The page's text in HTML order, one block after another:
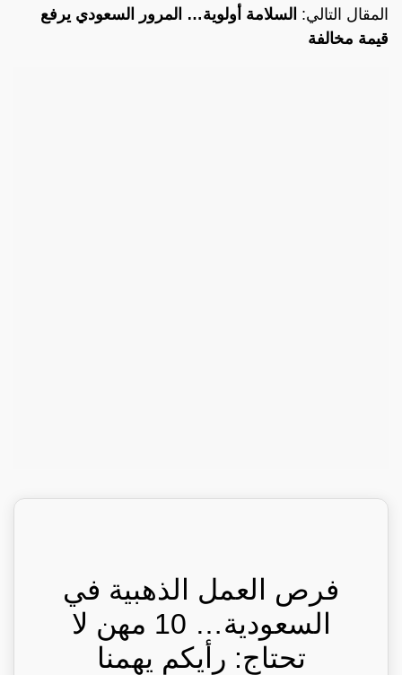
المقال التالي: السلامة أولوية… المرور السعودي يرفع
قيمة مخالفة
فرص العمل الذهبية في
السعودية… 10 مهن لا
تحتاج: رأيكم يهمنا